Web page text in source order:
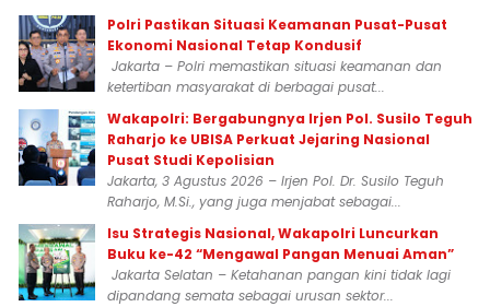
Polri Pastikan Situasi Keamanan Pusat-Pusat
Ekonomi Nasional Tetap Kondusif
Jakarta – Polri memastikan situasi keamanan dan
ketertiban masyarakat di berbagai pusat...
Wakapolri: Bergabungnya Irjen Pol. Susilo Teguh
Raharjo ke UBISA Perkuat Jejaring Nasional
Pusat Studi Kepolisian
Jakarta, 3 Agustus 2026 – Irjen Pol. Dr. Susilo Teguh
Raharjo, M.Si., yang juga menjabat sebagai...
Isu Strategis Nasional, Wakapolri Luncurkan
Buku ke-42 “Mengawal Pangan Menuai Aman”
Jakarta Selatan – Ketahanan pangan kini tidak lagi
dipandang semata sebagai urusan sektor...